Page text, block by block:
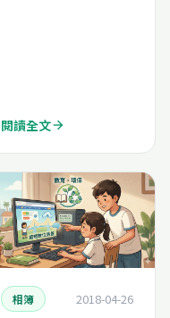
閱讀全文arrow_forward
相簿 2018-04-26